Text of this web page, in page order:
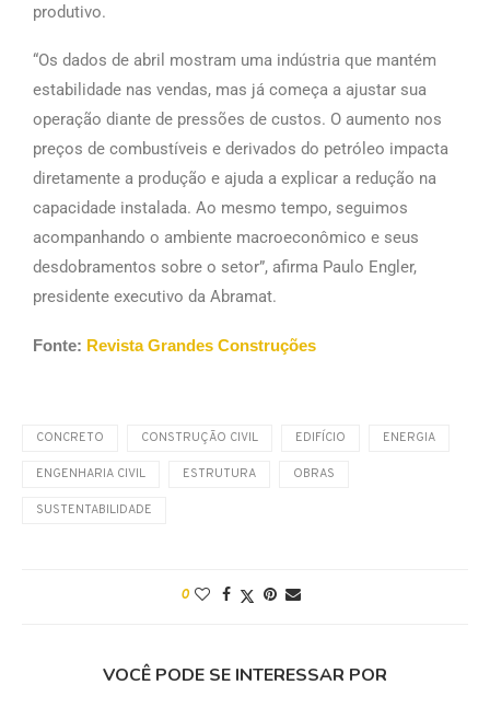
produtivo.
“Os dados de abril mostram uma indústria que mantém
estabilidade nas vendas, mas já começa a ajustar sua
operação diante de pressões de custos. O aumento nos
preços de combustíveis e derivados do petróleo impacta
diretamente a produção e ajuda a explicar a redução na
capacidade instalada. Ao mesmo tempo, seguimos
acompanhando o ambiente macroeconômico e seus
desdobramentos sobre o setor”, afirma Paulo Engler,
presidente executivo da Abramat.
Fonte: Revista Grandes Construções
CONCRETO CONSTRUÇÃO CIVIL EDIFÍCIO ENERGIA
ENGENHARIA CIVIL ESTRUTURA OBRAS
SUSTENTABILIDADE
0
VOCÊ PODE SE INTERESSAR POR